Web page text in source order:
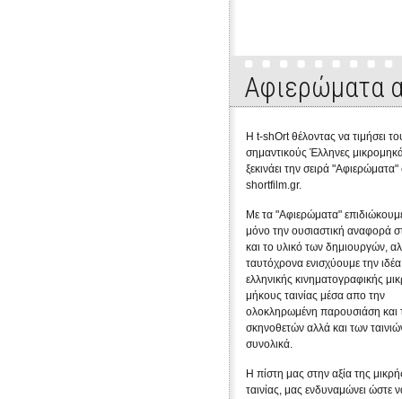
Αφιερώματα
Η t-shOrt θέλοντας να τιμήσει
σημαντικούς Έλληνες
ξεκινάει την σειρά "Αφιερώματα"
shortfilm.gr.
Με τα "Αφιερώματα"
μόνο την ουσιαστική αναφορά
και το υλικό των δημιουργών,
ταυτόχρονα ενισχύουμε την
ελληνικής κινηματογραφικής
μήκους ταινίας μέσα απο την
ολοκληρωμένη παρουσιάση και
σκηνοθετών αλλά και των
συνολικά.
Η πίστη μας στην αξία της
ταινίας, μας ενδυναμώνει ώστε